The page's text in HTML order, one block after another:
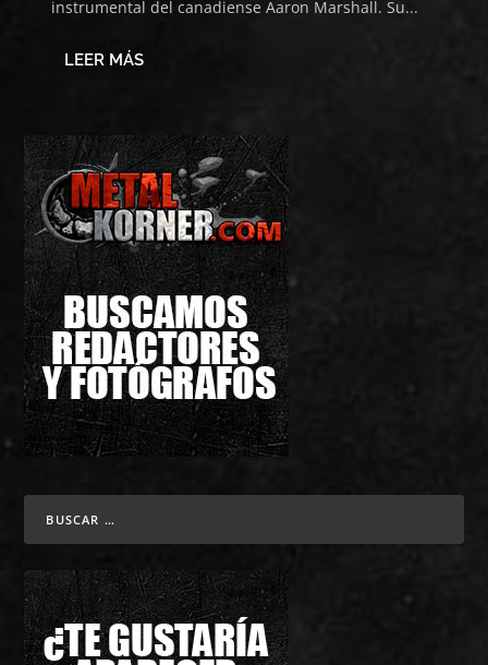
instrumental del canadiense Aaron Marshall. Su...
LEER MÁS